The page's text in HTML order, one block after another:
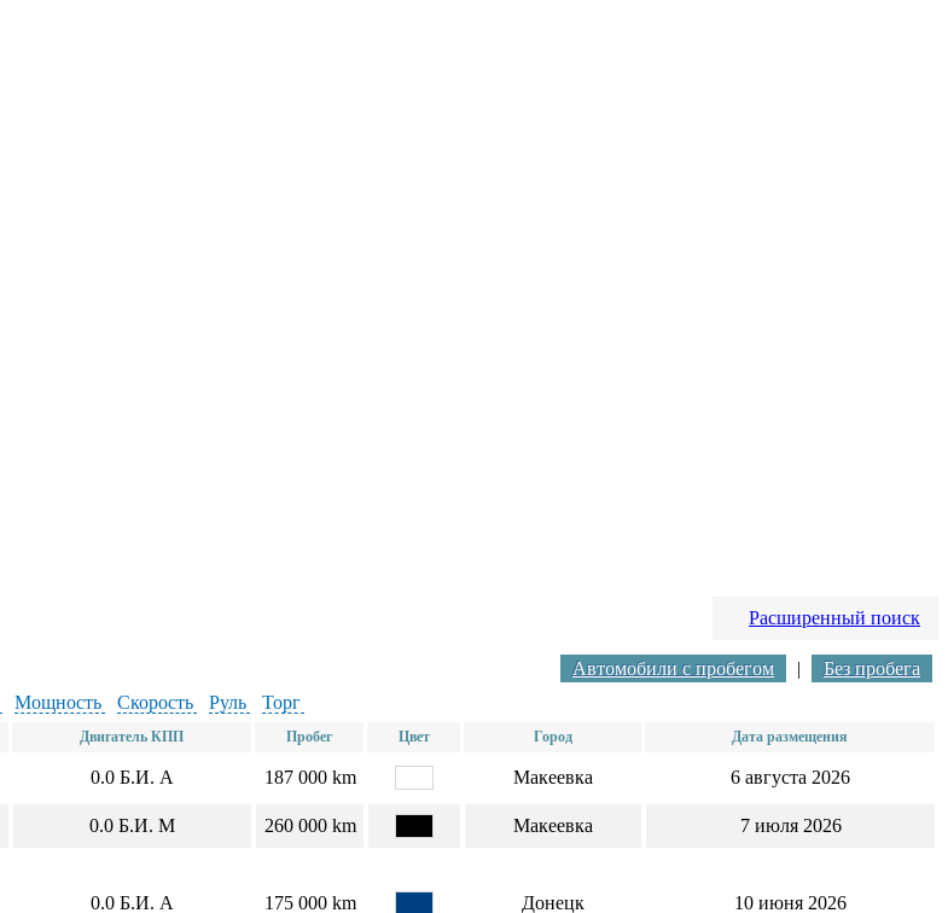
Расширенный поиск
Автомобили с пробегом |
Без пробега
Мощность Скорость Руль Торг
Двигатель КПП Пробег Цвет Город Дата размещения
0.0 Б.И. А 187 000 km Макеевка 6 августа 2026
0.0 Б.И. М 260 000 km Макеевка 7 июля 2026
0.0 Б.И. А 175 000 km Донецк 10 июня 2026